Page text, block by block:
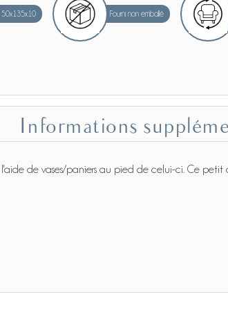
50x135x10 Fourni non emballé
Informations
l'aide de vases/paniers au pied de celui-ci. Ce